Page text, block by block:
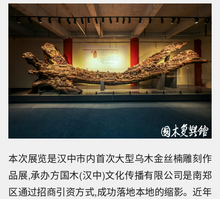
本次展览是汉中市内首次大型乌木金丝楠雕刻作
品展,承办方国木(汉中)文化传播有限公司是南郑
区通过招商引资方式,成功落地本地的缩影。近年